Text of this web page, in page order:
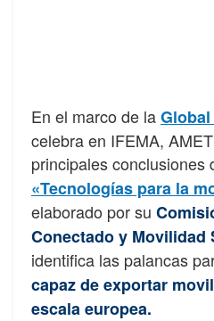
En el marco de la
celebra en IFEMA,
principales conclusiones
«Tecnologías para la
elaborado por su
Conectado y Movilidad
identifica las palancas
capaz de exportar
escala europea.